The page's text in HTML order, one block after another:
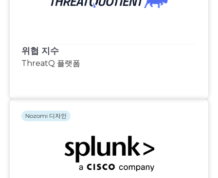
위협 지수
ThreatQ 플랫폼
Nozomi 디자인